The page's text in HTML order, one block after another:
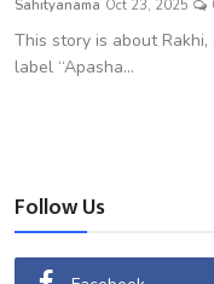
शख्सियत
धरोहर
उपन्यास
सिनेमा
Sahityanama Oct 23, 2025
This story is about
label “Apasha...
Follow Us